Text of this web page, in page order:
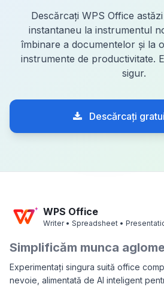
Descărcați WPS Office
instantaneu la instrumentul
îmbinare a documentelor și la
instrumente de productivitate.
sigur.
Descărcați
WPS Office
Writer • Spreadsheet •
Simplificăm munca
Experimentați singura suită office
nevoie, alimentată de AI inteligent